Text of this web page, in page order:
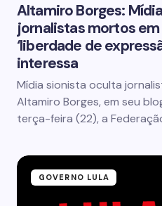
Altamiro Borges:
jornalistas mortos
‘liberdade de
interessa
Mídia sionista oculta
Altamiro Borges, em seu
terça-feira (22), a
GOVERNO LULA